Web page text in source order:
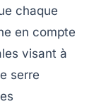
chaque
en compte
visant à
serre